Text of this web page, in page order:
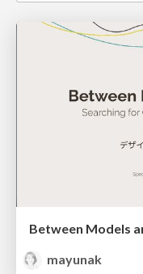
Between Models
mayunak